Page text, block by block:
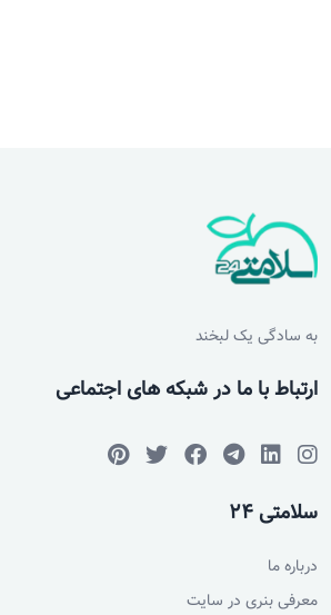
به سادگی یک لبخند
ارتباط با ما در شبکه های اجتماعی
سلامتی 24
درباره ما
معرفی بنری در سایت